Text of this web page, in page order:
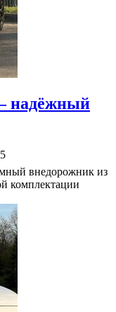
надёжный
5
внедорожник из
комплектации